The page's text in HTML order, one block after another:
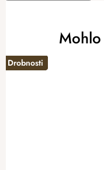
-20%
Drobnosti
Drobnosti
Drobnosti